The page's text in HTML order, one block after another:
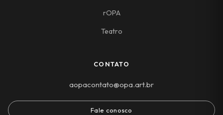
rOPA
Teatro
CONTATO
aopacontato@opa.art.br
Fale conosco